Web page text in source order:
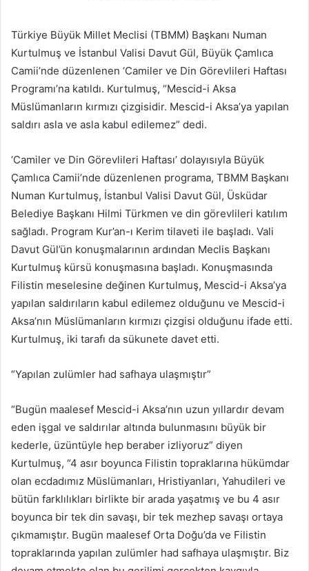
göndermek
Türkiye Büyük Millet Meclisi (TBMM) Başkanı Numan
Kurtulmuş ve İstanbul Valisi Davut Gül, Büyük Çamlıca
Camii’nde düzenlenen ‘Camiler ve Din Görevlileri Haftası
Programı’na katıldı. Kurtulmuş, “Mescid-i Aksa
Müslümanların kırmızı çizgisidir. Mescid-i Aksa’ya yapılan
saldırı asla ve asla kabul edilemez” dedi.
‘Camiler ve Din Görevlileri Haftası’ dolayısıyla Büyük
Çamlıca Camii’nde düzenlenen programa, TBMM Başkanı
Numan Kurtulmuş, İstanbul Valisi Davut Gül, Üsküdar
Belediye Başkanı Hilmi Türkmen ve din görevlileri katılım
sağladı. Program Kur’an-ı Kerim tilaveti ile başladı. Vali
Davut Gül’ün konuşmalarının ardından Meclis Başkanı
Kurtulmuş kürsü konuşmasına başladı. Konuşmasında
Filistin meselesine değinen Kurtulmuş, Mescid-i Aksa’ya
yapılan saldırıların kabul edilemez olduğunu ve Mescid-i
Aksa’nın Müslümanların kırmızı çizgisi olduğunu ifade etti.
Kurtulmuş, iki tarafı da sükunete davet etti.
“Yapılan zulümler had safhaya ulaşmıştır”
“Bugün maalesef Mescid-i Aksa’nın uzun yıllardır devam
eden işgal ve saldırılar altında bulunmasını büyük bir
kederle, üzüntüyle hep beraber izliyoruz” diyen
Kurtulmuş, “4 asır boyunca Filistin topraklarına hükümdar
olan ecdadımız Müslümanları, Hristiyanları, Yahudileri ve
bütün farklılıkları birlikte bir arada yaşatmış ve bu 4 asır
boyunca bir tek din savaşı, bir tek mezhep savaşı ortaya
çıkmamıştır. Bugün maalesef Orta Doğu’da ve Filistin
topraklarında yapılan zulümler had safhaya ulaşmıştır. Biz